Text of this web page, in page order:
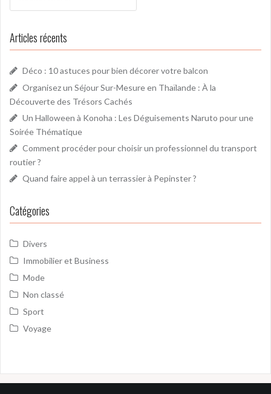
t
i
c
l
e
c
e
r
e
r
:
Articles récents
Déco : 10 astuces pour bien décorer votre balcon
Organisez un Séjour Sur-Mesure en Thaïlande : À la
Découverte des Trésors Cachés
Un Halloween à Konoha : Les Déguisements Naruto pour une
Soirée Thématique
Comment procéder pour choisir un professionnel du transport
routier ?
Quand faire appel à un terrassier à Pepinster ?
Catégories
Divers
Immobilier et Business
Mode
Non classé
Sport
Voyage